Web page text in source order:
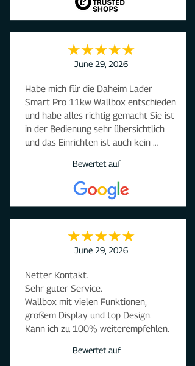
June 29, 2026
Habe mich für die Daheim Lader
Smart Pro 11kw Wallbox entschieden
und habe alles richtig gemacht Sie ist
in der Bedienung sehr übersichtlich
und das Einrichten ist auch kein
Überschussladen funktioniert sehr
gut. Ich bin sehr froh, daß ich mich für
dieses Produkt entschieden habe.
Und sollte sie mal defekt sein,
werden 3 Schrauben gelöst, verpackt
und eingeschickt.Kann man alles
selber machen. Einfach eine tolle
Bewertet auf
June 29, 2026
Netter Kontakt.
Sehr guter Service.
Wallbox mit vielen Funktionen,
großem Display und top Design.
Kann ich zu 100% weiterempfehlen.
Bewertet auf